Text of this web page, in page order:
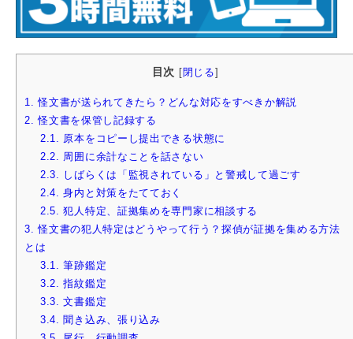
目次 閉じる
1.
怪文書が送られてきたら？どんな対応をすべきか解説
2. 怪文書を保管し記録する
2.1.
原本をコピーし提出できる状態に
2.2.
周囲に余計なことを話さない
2.3.
しばらくは「監視されている」と警戒して過ごす
2.4.
身内と対策をたてておく
2.5.
犯人特定、証拠集めを専門家に相談する
3. 怪文書の犯人特定はどうやって行う？探偵が証拠を集める方法
とは
3.1.
筆跡鑑定
3.2.
指紋鑑定
3.3.
文書鑑定
3.4.
聞き込み、張り込み